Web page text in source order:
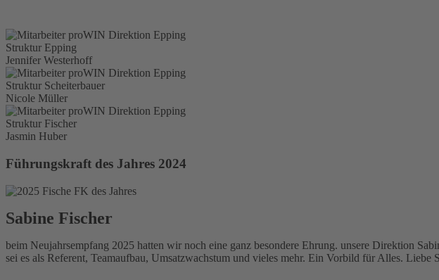
Struktur Epping
Jennifer Westerhoff
Struktur Scheiterbauer
Nicole Müller
Struktur Fischer
Jasmin Huber
Führungskraft des Jahres 2024
Sabine Fischer
beim Neujahrsempfang 2025 hatten wir noch eine ganz besondere Ehrung. unsere Direktion
sei es als Referent, Teamaufbau, Umsatzwachstum und vieles mehr. Ein Vorbild für Alles.